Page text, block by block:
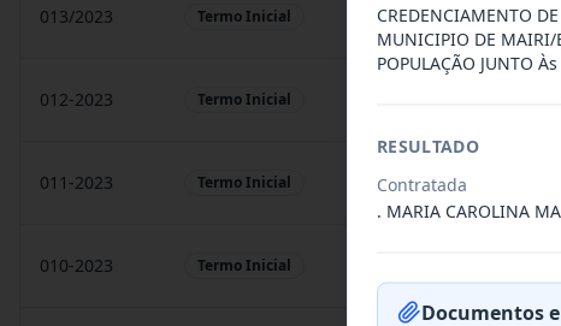
013/2023 Termo Inicial Constitui o objeto do
012-2023 Termo Inicial
011-2023 Termo Inicial Contratação de
010-2023 Termo Inicial
CREDENCIAMENTO
MUNICIPIO DE MAIRI/
POPULAÇÃO JUNTO
RESULTADO
Contratada
. MARIA CAROLINA
Documentos